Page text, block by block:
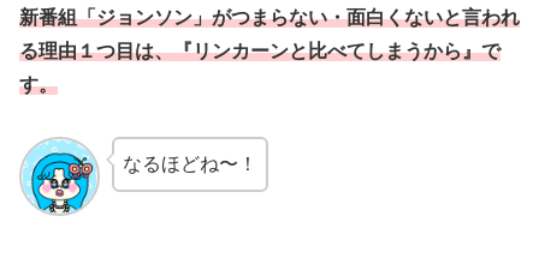
新番組「ジョンソン」がつまらない・面白くないと言われ
る理由１つ目は、『リンカーンと比べてしまうから』で
す。
なるほどね〜！